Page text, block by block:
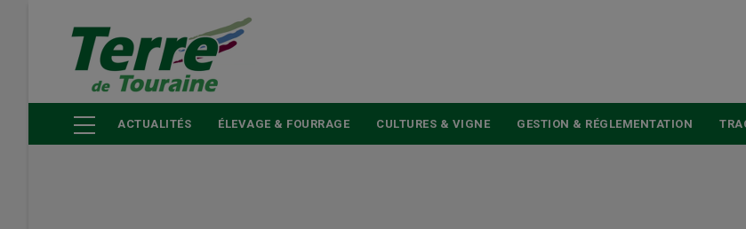
principal
ACTUALITÉS ÉLEVAGE & FOURRAGE CULTURES & VIGNE GESTION & RÉGLEMENTATION